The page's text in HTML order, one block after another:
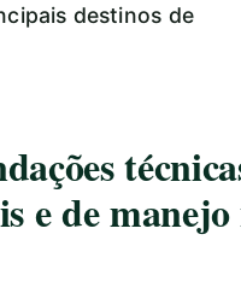
destinos de
e de